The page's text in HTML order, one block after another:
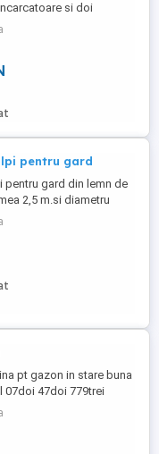
si doi
pentru gard
pentru gard din lemn de
2,5 m.si diametru
cm.diametru.Stalpii
ascuțiți la un capăt
70 cm.on partea
pt gazon in stare buna
07doi 47doi 779trei